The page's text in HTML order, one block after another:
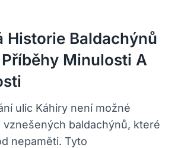
Historie Baldachýnů
Minulosti A
ulic Káhiry není možné
vznešených baldachýnů, které
nepaměti. Tyto